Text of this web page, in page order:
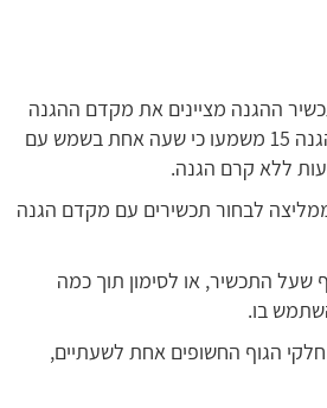
ההגנה מציינים את מקדם ההגנה
שמעניק התכשיר. מקדם הגנה 15 משמעו כי שעה אחת בשמש עם
לבחור תכשירים עם מקדם הגנה
שעל התכשיר, או לסימון תוך כמה
בו.
הגוף החשופים אחת לשעתיים,